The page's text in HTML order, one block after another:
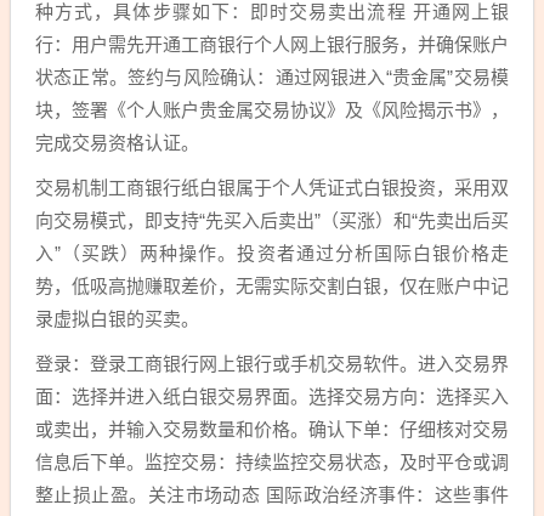
种方式，具体步骤如下：即时交易卖出流程 开通网上银
行：用户需先开通工商银行个人网上银行服务，并确保账户
状态正常。签约与风险确认：通过网银进入“贵金属”交易模
块，签署《个人账户贵金属交易协议》及《风险揭示书》，
完成交易资格认证。
交易机制工商银行纸白银属于个人凭证式白银投资，采用双
向交易模式，即支持“先买入后卖出”（买涨）和“先卖出后买
入”（买跌）两种操作。投资者通过分析国际白银价格走
势，低吸高抛赚取差价，无需实际交割白银，仅在账户中记
录虚拟白银的买卖。
登录：登录工商银行网上银行或手机交易软件。进入交易界
面：选择并进入纸白银交易界面。选择交易方向：选择买入
或卖出，并输入交易数量和价格。确认下单：仔细核对交易
信息后下单。监控交易：持续监控交易状态，及时平仓或调
整止损止盈。关注市场动态 国际政治经济事件：这些事件